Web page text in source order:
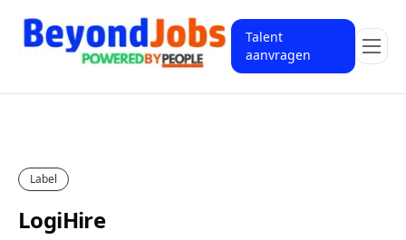
Talent
aanvragen
Label
LogiHire